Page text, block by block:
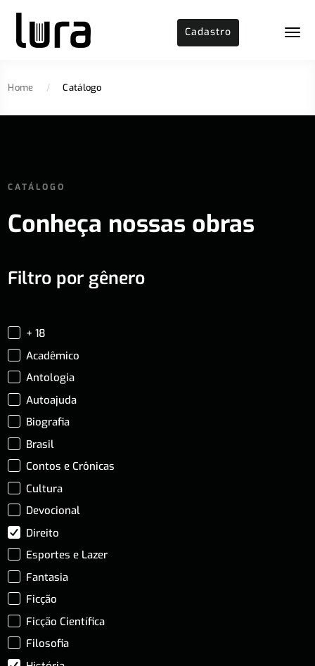
Cadastro
Home / Catálogo
CATÁLOGO
Conheça nossas obras
Filtro por gênero
+ 18
Acadêmico
Antologia
Autoajuda
Biografia
Brasil
Contos e Crônicas
Cultura
Devocional
Direito
Esportes e Lazer
Fantasia
Ficção
Ficção Científica
Filosofia